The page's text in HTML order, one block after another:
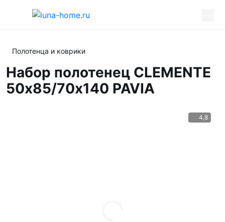
Полотенца и коврики
Набор полотенец CLEMENTE
50х85/70х140 PAVIA
4,8